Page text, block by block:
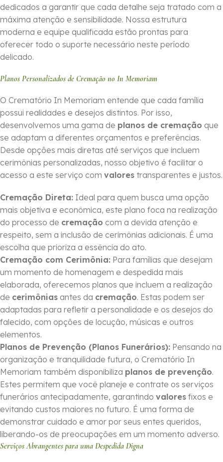
dedicados a garantir que cada detalhe seja tratado com a
máxima atenção e sensibilidade. Nossa estrutura
moderna e equipe qualificada estão prontas para
oferecer todo o suporte necessário neste período
delicado.
Planos Personalizados de Cremação no In Memoriam
O Crematório In Memoriam entende que cada família
possui realidades e desejos distintos. Por isso,
desenvolvemos uma gama de planos de cremação que
se adaptam a diferentes orçamentos e preferências.
Desde opções mais diretas até serviços que incluem
cerimônias personalizadas, nosso objetivo é facilitar o
acesso a este serviço com valores transparentes e justos.
Cremação Direta: Ideal para quem busca uma opção
mais objetiva e econômica, este plano foca na realização
do processo de cremação com a devida atenção e
respeito, sem a inclusão de cerimônias adicionais. É uma
escolha que prioriza a essência do ato.
Cremação com Cerimônia: Para famílias que desejam
um momento de homenagem e despedida mais
elaborada, oferecemos planos que incluem a realização
de cerimônias antes da cremação. Estas podem ser
adaptadas para refletir a personalidade e os desejos do
falecido, com opções de locução, músicas e outros
elementos.
Planos de Prevenção (Planos Funerários): Pensando na
organização e tranquilidade futura, o Crematório In
Memoriam também disponibiliza planos de prevenção.
Estes permitem que você planeje e contrate os serviços
funerários antecipadamente, garantindo valores fixos e
evitando custos maiores no futuro. É uma forma de
demonstrar cuidado e amor por seus entes queridos,
liberando-os de preocupações em um momento adverso.
Serviços Abrangentes para uma Despedida Digna